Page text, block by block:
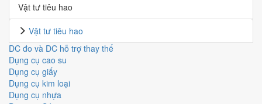
Vật tư tiêu hao
Vật tư tiêu hao
DC đo và DC hỗ trợ thay thế
Dụng cụ cao su
Dụng cụ giấy
Dụng cụ kim loại
Dụng cụ nhựa